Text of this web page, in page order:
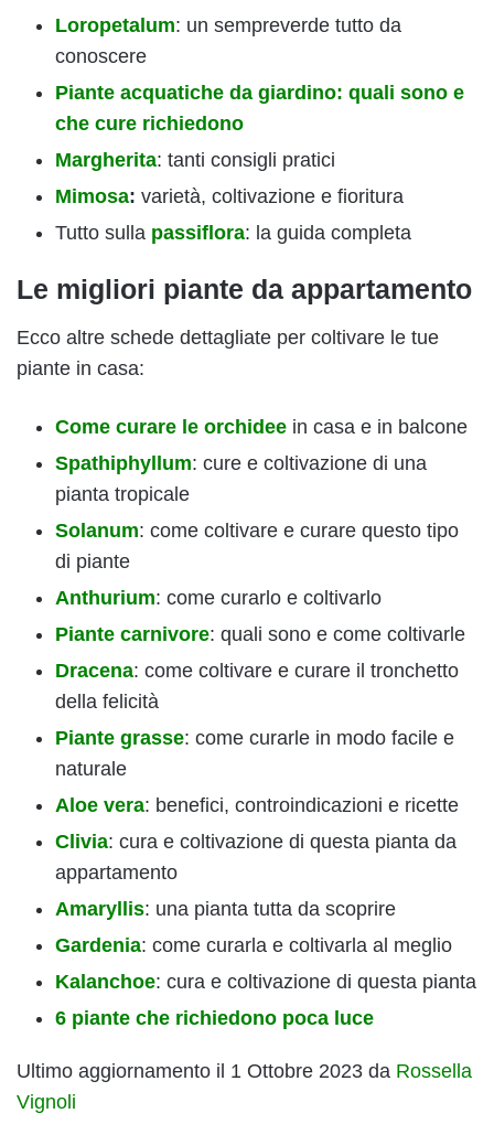
Loropetalum: un sempreverde tutto da
conoscere
Piante acquatiche da giardino: quali sono e
che cure richiedono
Margherita: tanti consigli pratici
Mimosa: varietà, coltivazione e fioritura
Tutto sulla passiflora: la guida completa
Le migliori piante da appartamento
Ecco altre schede dettagliate per coltivare le tue
piante in casa:
Come curare le orchidee in casa e in balcone
Spathiphyllum: cure e coltivazione di una
pianta tropicale
Solanum: come coltivare e curare questo tipo
di piante
Anthurium: come curarlo e coltivarlo
Piante carnivore: quali sono e come coltivarle
Dracena: come coltivare e curare il tronchetto
della felicità
Piante grasse: come curarle in modo facile e
naturale
Aloe vera: benefici, controindicazioni e ricette
Clivia: cura e coltivazione di questa pianta da
appartamento
Amaryllis: una pianta tutta da scoprire
Gardenia: come curarla e coltivarla al meglio
Kalanchoe: cura e coltivazione di questa pianta
6 piante che richiedono poca luce
Ultimo aggiornamento il 1 Ottobre 2023 da Rossella
Vignoli